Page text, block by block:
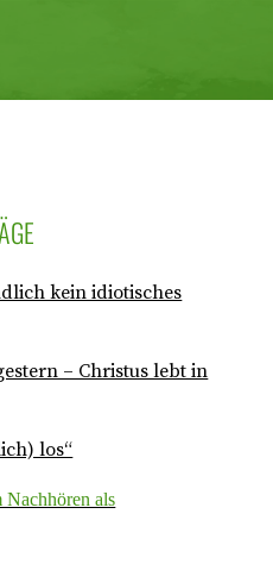
kein idiotisches
– Christus lebt in
los“
als